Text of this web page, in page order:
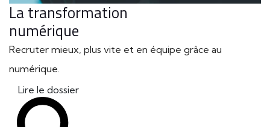
La transformation
numérique
Recruter mieux, plus vite et en équipe grâce au
numérique.
Lire le dossier